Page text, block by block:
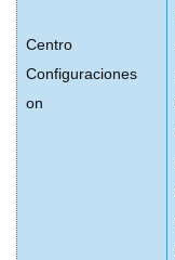
Centro
Configuraciones
on